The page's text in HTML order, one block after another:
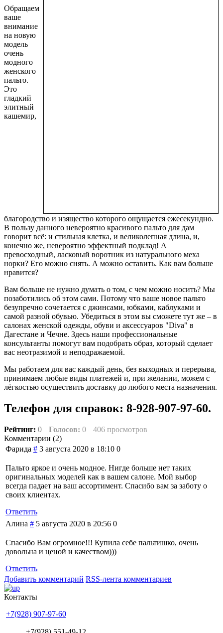
Обращаем
ваше
внимание
на новую
модель
очень
модного
женского
пальто.
Это
гладкий
элитный
кашемир,
благородство и изящество которого ощущается ежесекундно.
В пользу данного невероятно красивого пальто для дам
говорит всё: и стильная клетка, и великолепная длина, и,
конечно же, невероятно эффектный подклад! А
превосходный, ласковый воротник из натурального меха
норки? Его можно снять. А можно оставить. Как вам больше
нравится?
Вам больше не нужно думать о том, с чем можно носить? Мы
позаботились об этом сами. Потому что ваше новое пальто
безупречно сочетается с джинсами, юбками, каблуками и
самой разной обувью. Убедиться в этом вы сможете тут же – в
салонах женской одежды, обуви и аксессуаров "Diva" в
Дагестане и Чечне. Здесь наши профессиональные
консультанты помогут вам подобрать образ, который сделает
вас неотразимой и неподражаемой.
Мы работаем для вас каждый день, без выходных и перерыва,
принимаем любые виды платежей и, при желании, можем с
лёгкостью осуществить доставку до любого места назначения.
Телефон для справок: 8-928-907-97-60.
Рейтинг: 0 Голосов: 0
406 просмотров
Комментарии (2)
Фарида # 3 августа 2020 в 18:10 0
Пальто яркое и очень модное. Нигде больше нет таких
оригинальных моделей как в вашем салоне. Мой выбор
всегда падает на ваш ассортимент. Спасибо вам за заботу о
своих клиентах.
Ответить
Алина # 5 августа 2020 в 20:56 0
Спасибо Вам огромное!!! Купила себе пальтишко, очень
довольна и ценой и качеством)))
Ответить
Добавить комментарий RSS-лента комментариев
Контакты
+7(928) 907-97-60